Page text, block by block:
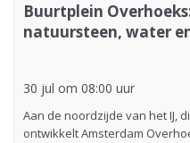
Buurtplein
natuursteen, water
30 jul om 08:00 uur
Aan de noordzijde van het IJ,
ontwikkelt Amsterdam